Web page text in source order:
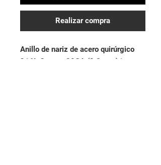
Realizar compra
Anillo de nariz de acero quirúrgico
316L Grosor: 20GA (0,8 mm) |